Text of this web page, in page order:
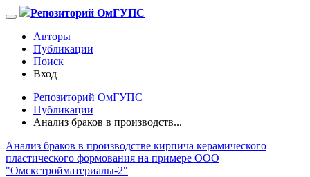
Репозиторий ОмГУПС
Авторы
Публикации
Поиск
Вход
Репозиторий ОмГУПС
Публикации
Анализ браков в производств...
Анализ браков в производстве кирпича керамического
пластического формования на примере ООО
"Омскстройматериалы-2"